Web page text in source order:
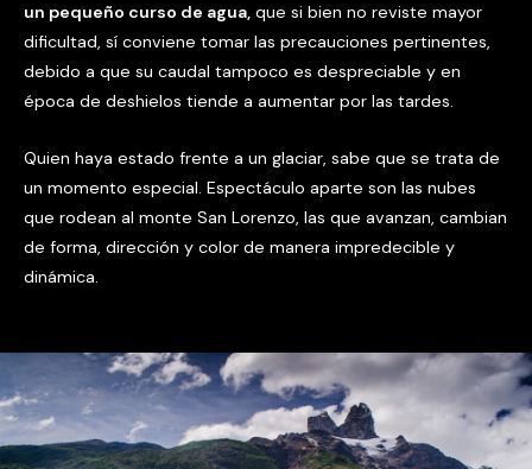
un pequeño curso de agua, que si bien no reviste mayor
dificultad, sí conviene tomar las precauciones pertinentes,
debido a que su caudal tampoco es despreciable y en
época de deshielos tiende a aumentar por las tardes.
Quien haya estado frente a un glaciar, sabe que se trata de
un momento especial. Espectáculo aparte son las nubes
que rodean al monte San Lorenzo, las que avanzan, cambian
de forma, dirección y color de manera impredecible y
dinámica.